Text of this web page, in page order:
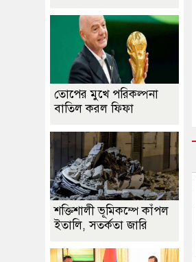
তোপের মুখে পরিকল্পনা
বাতিল করল ফিফা
শক্তিশালী ভূমিকম্পে কাঁপল
ইতালি, সতর্কতা জারি